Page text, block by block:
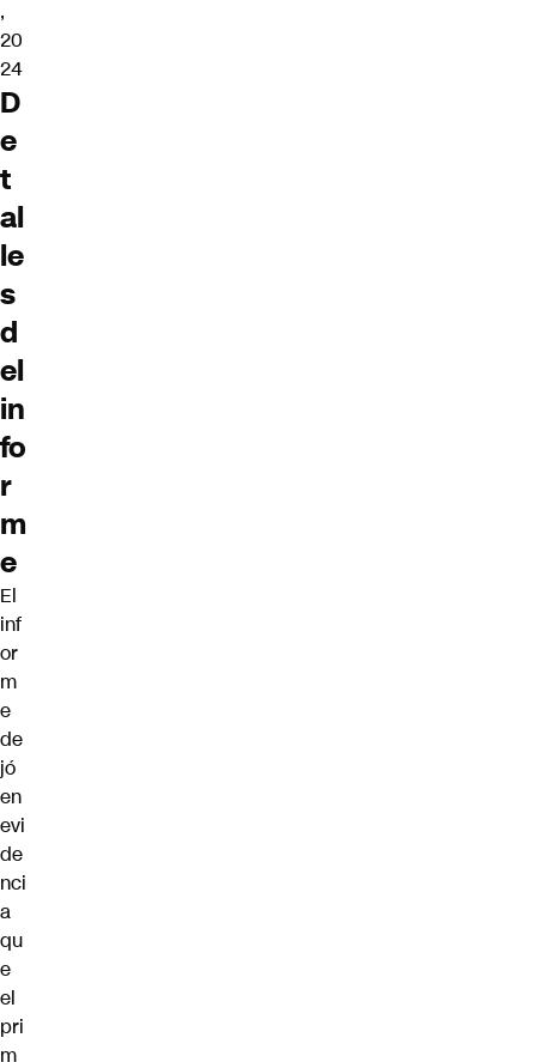
,
20
24
D
e
t
al
le
s
d
el
in
fo
r
m
e
El
inf
or
m
e
de
jó
en
evi
de
nci
a
qu
e
el
pri
m